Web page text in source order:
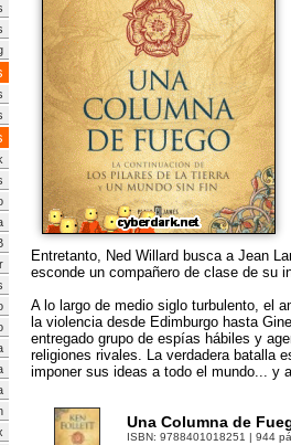
Entretanto, Ned Willard busca a Jean
esconde un compañero de clase de su
A lo largo de medio siglo turbulento, el
la violencia desde Edimburgo hasta
entregado grupo de espías hábiles y
religiones rivales. La verdadera batalla
imponer sus ideas a todo el mundo... y
Una Columna de
ISBN: 9788401018251 | 944